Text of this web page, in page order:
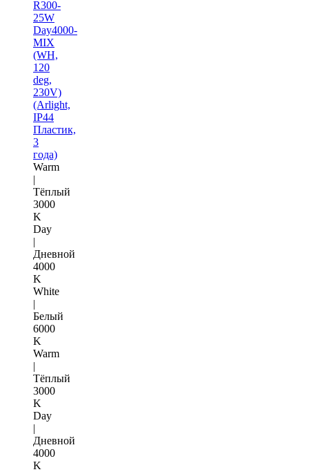
R300-
25W
Day4000-
MIX
(WH,
120
deg,
230V)
(Arlight,
IP44
Пластик,
3
года)
Warm
|
Тёплый
3000
K
Day
|
Дневной
4000
K
White
|
Белый
6000
K
Warm
|
Тёплый
3000
K
Day
|
Дневной
4000
K